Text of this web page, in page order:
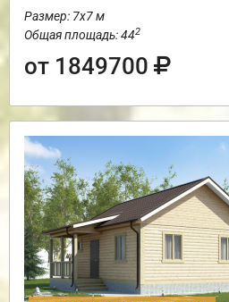
Размер: 7х7 м
Общая площадь: 442
от 1849700